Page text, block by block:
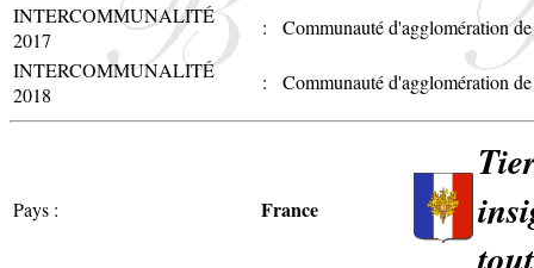
INTERCOMMUNALITÉ
2017
:
Communauté d'agglomération
INTERCOMMUNALITÉ
2018
: Communauté d'agglomération
Pays : France